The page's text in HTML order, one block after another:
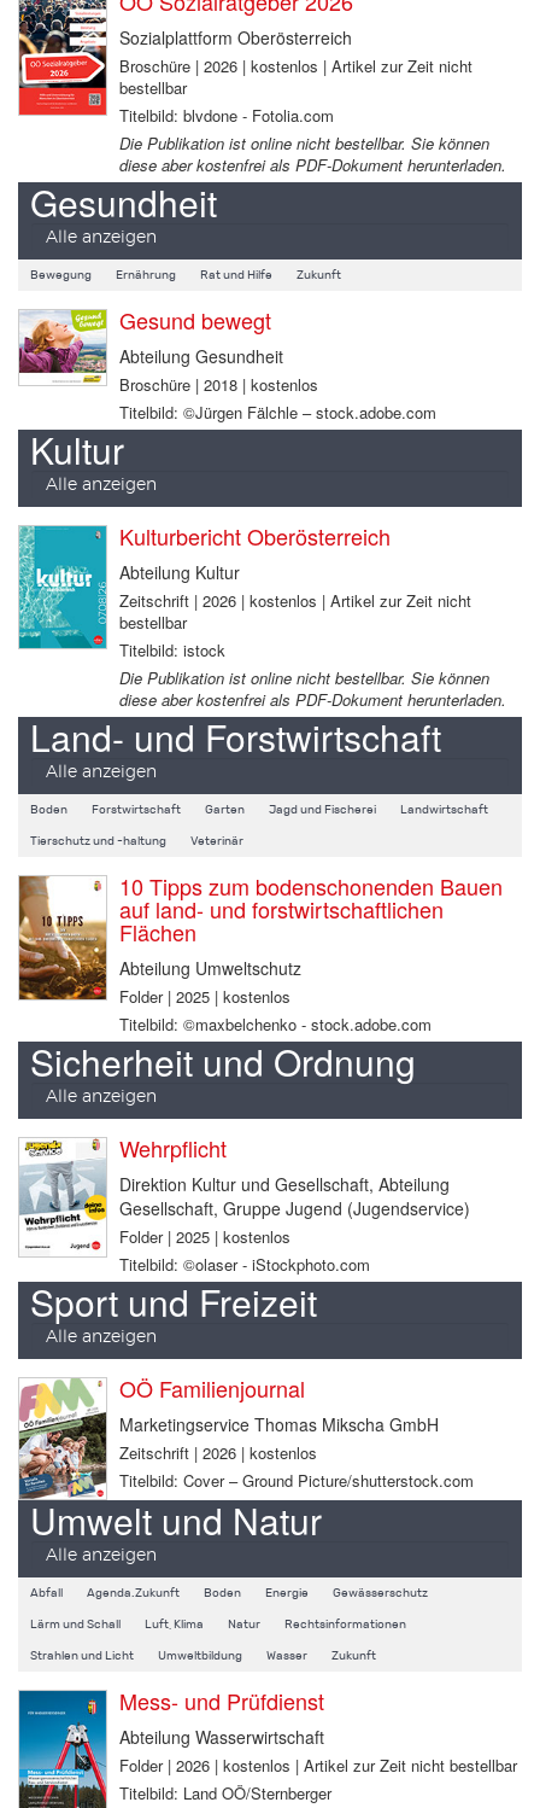
Sozialplattform Oberösterreich
Broschüre | 2026 | kostenlos | Artikel zur Zeit nicht
bestellbar
Titelbild: blvdone - Fotolia.com
Die Publikation ist online nicht bestellbar. Sie können
diese aber kostenfrei als PDF-Dokument herunterladen.
Gesundheit
Alle anzeigen
Bewegung Ernährung Rat und Hilfe Zukunft
Gesund bewegt
Abteilung Gesundheit
Broschüre | 2018 | kostenlos
Titelbild: ©Jürgen Fälchle – stock.adobe.com
Kultur
Alle anzeigen
Kulturbericht Oberösterreich
Abteilung Kultur
Zeitschrift | 2026 | kostenlos | Artikel zur Zeit nicht
bestellbar
Titelbild: istock
Die Publikation ist online nicht bestellbar. Sie können
diese aber kostenfrei als PDF-Dokument herunterladen.
Land- und Forstwirtschaft
Alle anzeigen
Boden Forstwirtschaft Garten Jagd und Fischerei Landwirtschaft
Tierschutz und -haltung Veterinär
10 Tipps zum bodenschonenden Bauen
auf land- und forstwirtschaftlichen
Flächen
Abteilung Umweltschutz
Folder | 2025 | kostenlos
Titelbild: ©maxbelchenko - stock.adobe.com
Sicherheit und Ordnung
Alle anzeigen
Wehrpflicht
Direktion Kultur und Gesellschaft, Abteilung
Gesellschaft, Gruppe Jugend (Jugendservice)
Folder | 2025 | kostenlos
Titelbild: ©olaser - iStockphoto.com
Sport und Freizeit
Alle anzeigen
OÖ Familienjournal
Marketingservice Thomas Mikscha GmbH
Zeitschrift | 2026 | kostenlos
Titelbild: Cover – Ground Picture/shutterstock.com
Umwelt und Natur
Alle anzeigen
Abfall Agenda.Zukunft Boden Energie Gewässerschutz
Lärm und Schall Luft, Klima Natur Rechtsinformationen
Strahlen und Licht Umweltbildung Wasser Zukunft
Mess- und Prüfdienst
Abteilung Wasserwirtschaft
Folder | 2026 | kostenlos | Artikel zur Zeit nicht bestellbar
Titelbild: Land OÖ/Sternberger